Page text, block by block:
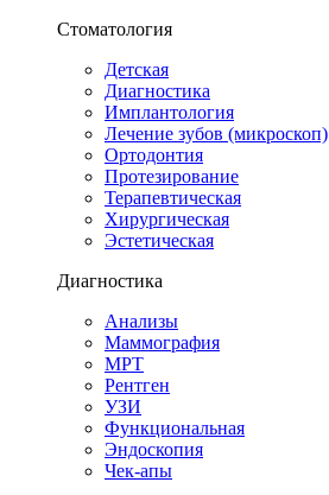
Стоматология
Детская
Диагностика
Имплантология
Лечение зубов (микроскоп)
Ортодонтия
Протезирование
Терапевтическая
Хирургическая
Эстетическая
Диагностика
Анализы
Маммография
МРТ
Рентген
УЗИ
Функциональная
Эндоскопия
Чек-апы